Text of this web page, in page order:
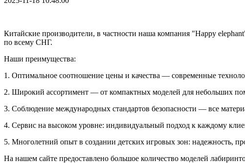
Китайские производители, в частности наша компания "Happy
по всему СНГ.
Наши преимущества:
1. Оптимальное соотношение цены и качества — современные
2. Широкий ассортимент — от компактных моделей для небольших
3. Соблюдение международных стандартов безопасности — все
4. Сервис на высоком уровне: индивидуальный подход к каждому
5. Многолетний опыт в создании детских игровых зон: надежность,
На нашем сайте предоставлено большое количество моделей